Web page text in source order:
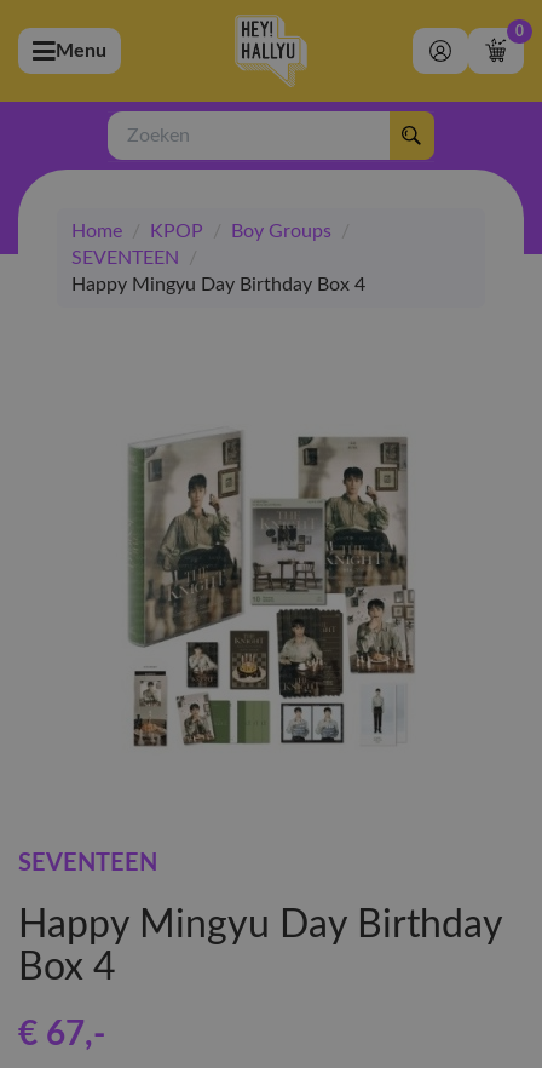
(Artiesten)
(Merchandise)
(Exclusive)
(Winkel)
Menu
0
Zoeken
Home / KPOP / Boy Groups
/
SEVENTEEN
/
Happy Mingyu Day Birthday Box 4
SEVENTEEN
Happy Mingyu Day Birthday
Box 4
€ 67,-